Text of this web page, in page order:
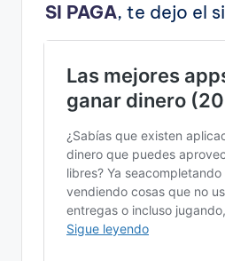
SI PAGA, te dejo el